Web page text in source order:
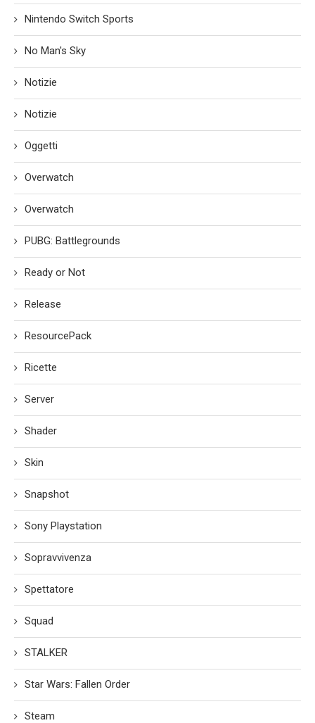
Nintendo Switch Sports
No Man's Sky
Notizie
Notizie
Oggetti
Overwatch
Overwatch
PUBG: Battlegrounds
Ready or Not
Release
ResourcePack
Ricette
Server
Shader
Skin
Snapshot
Sony Playstation
Sopravvivenza
Spettatore
Squad
STALKER
Star Wars: Fallen Order
Steam